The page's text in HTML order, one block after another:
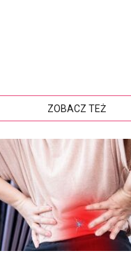
ZOBACZ TEŻ